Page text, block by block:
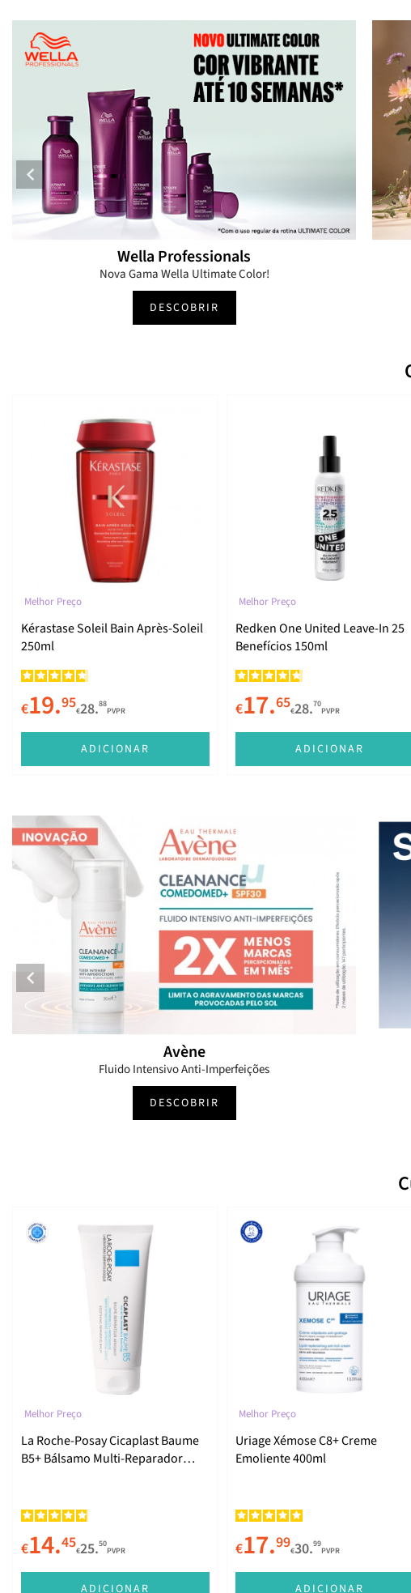
Wella Professionals
Nova Gama Wella Ultimate Color!
DESCOBRIR
Melhor Preço
Kérastase Soleil Bain Après-Soleil
250ml
€19.95€28.88
PVPR
ADICIONAR
Melhor Preço
Redken One United Leave-In 25
Benefícios 150ml
€17.65€28.70
PVPR
ADICIONAR
Avène
Fluido Intensivo Anti-Imperfeições
DESCOBRIR
Melhor Preço
La Roche-Posay Cicaplast Baume
B5+ Bálsamo Multi-Reparador
€14.45€25.50
PVPR
ADICIONAR
Melhor Preço
Uriage Xémose C8+ Creme
Emoliente 400ml
€17.99€30.99
PVPR
ADICIONAR